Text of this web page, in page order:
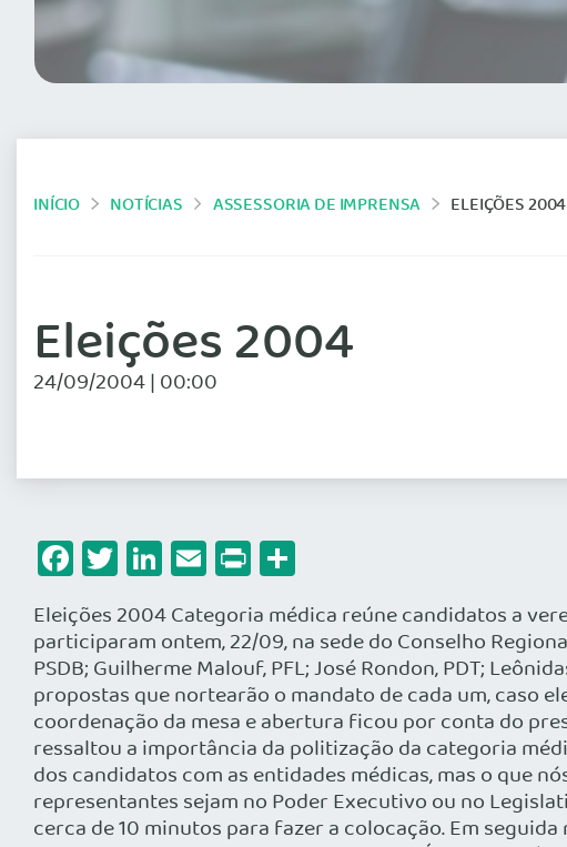
INÍCIO NOTÍCIAS ASSESSORIA DE IMPRENSA ELEIÇÕES 2004
Eleições 2004
24/09/2004 | 00:00
Facebook
Twitter
LinkedIn
Email
Print
Eleições 2004 Categoria médica reúne candidatos a
participaram ontem, 22/09, na sede do Conselho
PSDB; Guilherme Malouf, PFL; José Rondon, PDT;
propostas que nortearão o mandato de cada um, caso
coordenação da mesa e abertura ficou por conta do
ressaltou a importância da politização da categoria
dos candidatos com as entidades médicas, mas o que
representantes sejam no Poder Executivo ou no
cerca de 10 minutos para fazer a colocação. Em